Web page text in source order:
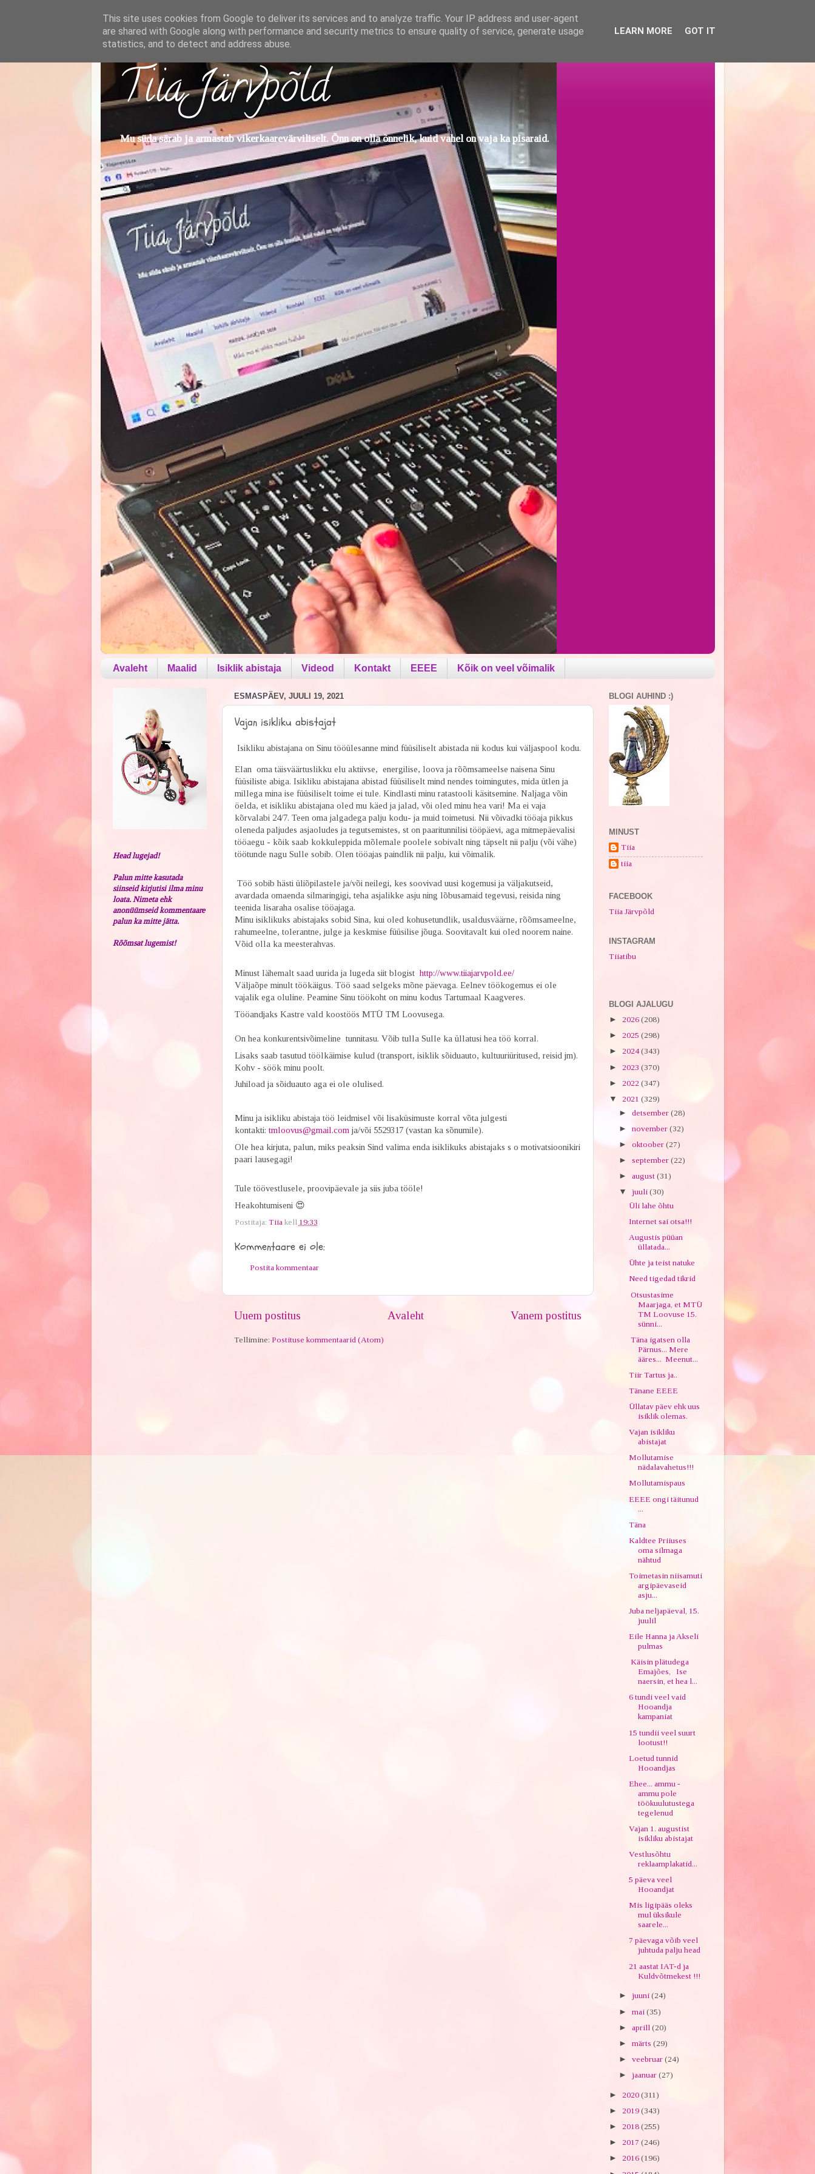
Tiia Järvpõld
Mu süda särab ja armastab vikerkaarevärviliselt. Õnn on olla õnnelik, kuid vahel on vaja ka pisaraid.
Avaleht Maalid Isiklik abistaja Videod Kontakt EEEE Kõik on veel võimalik
ESMASPÄEV, JUULI 19, 2021
Vajan isikliku abistajat
Isikliku abistajana on Sinu tööülesanne mind füüsiliselt abistada nii kodus kui väljaspool kodu.
Elan oma täisväärtuslikku elu aktiivse, energilise, loova ja rõõmsameelse naisena Sinu
füüsiliste abiga. Isikliku abistajana abistad füüsiliselt mind nendes toimingutes, mida ütlen ja
millega mina ise füüsiliselt toime ei tule. Kindlasti minu ratastooli käsitsemine. Naljaga võin
öelda, et isikliku abistajana oled mu käed ja jalad, või oled minu hea vari! Ma ei vaja
kõrvalabi 24/7. Teen oma jalgadega palju kodu- ja muid toimetusi. Nii võivadki tööaja pikkus
oleneda paljudes asjaoludes ja tegutsemistes, st on paaritunnilisi tööpäevi, aga mitmepäevalisi
tööaegu - kõik saab kokkuleppida mõlemale poolele sobivalt ning täpselt nii palju (või vähe)
töötunde nagu Sulle sobib. Olen tööajas paindlik nii palju, kui võimalik.
Töö sobib hästi üliõpilastele ja/või neilegi, kes soovivad uusi kogemusi ja väljakutseid,
avardada omaenda silmaringigi, teha asjalikke asju ning lõbusamaid tegevusi, reisida ning
teenida lisaraha osalise tööajaga.
Minu isiklikuks abistajaks sobid Sina, kui oled kohusetundlik, usaldusväärne, rõõmsameelne,
rahumeelne, tolerantne, julge ja keskmise füüsilise jõuga. Soovitavalt kui oled noorem naine.
Võid olla ka meesterahvas.
Minust lähemalt saad uurida ja lugeda siit blogist http://www.tiiajarvpold.ee/
Väljaõpe minult töökäigus. Töö saad selgeks mõne päevaga. Eelnev töökogemus ei ole
vajalik ega oluline. Peamine Sinu töökoht on minu kodus Tartumaal Kaagveres.
Tööandjaks Kastre vald koostöös MTÜ TM Loovusega.
On hea konkurentsivõimeline tunnitasu. Võib tulla Sulle ka üllatusi hea töö korral.
Lisaks saab tasutud töölkäimise kulud (transport, isiklik sõiduauto, kultuuriüritused, reisid jm).
Kohv - söök minu poolt.
Juhiload ja sõiduauto aga ei ole olulised.
Minu ja isikliku abistaja töö leidmisel või lisaküsimuste korral võta julgesti
kontakti: tmloovus@gmail.comja/või 5529317 (vastan ka sõnumile).
Ole hea kirjuta, palun, miks peaksin Sind valima enda isiklikuks abistajaks s o motivatsioonikiri
paari lausegagi!
Tule töövestlusele, proovipäevale ja siis juba tööle!
Heakohtumiseni 😍
Postitaja: Tiia kell 19:33
Kommentaare ei ole:
Postita kommentaar
Uuem postitus Vanem postitus
Avaleht
Tellimine: Postituse kommentaarid (Atom)
Head lugejad!
Palun mitte kasutada
siinseid kirjutisi ilma minu
loata. Nimeta ehk
anonüümseid kommentaare
palun ka mitte jätta.
Rõõmsat lugemist!
BLOGI AUHIND :)
MINUST
Tiia
tiia
FACEBOOK
Tiia Järvpõld
INSTAGRAM
Tiiatibu
BLOGI AJALUGU
► 2026 (208)
► 2025 (298)
► 2024(343)
► 2023 (370)
► 2022 (347)
▼ 2021 (329)
► detsember (28)
► november (32)
► oktoober (27)
► september (22)
► august (31)
▼ juuli (30)
Üli lahe õhtu
Internet sai otsa!!!
Augustis püüan
üllatada...
Ühte ja teist natuke
Need tigedad tikrid
Otsustasime
Maarjaga, et MTÜ
TM Loovuse 15.
sünni...
Täna igatsen olla
Pärnus... Mere
ääres... Meenut...
Tiir Tartus ja..
Tänane EEEE
Üllatav päev ehk uus
isiklik olemas.
Vajan isikliku
abistajat
Mollutamise
nädalavahetus!!!
Mollutamispaus
EEEE ongi täitunud
...
Täna
Kaldtee Priiuses
oma silmaga
nähtud
Toimetasin niisamuti
argipäevaseid
asju...
Juba neljapäeval, 15.
juulil
Eile Hanna ja Akseli
pulmas
Käisin plätudega
Emajões, Ise
naersin, et hea l...
6 tundi veel vaid
Hooandja
kampaniat
15 tundii veel suurt
lootust!!
Loetud tunnid
Hooandjas
Ehee... ammu -
ammu pole
töökuulutustega
tegelenud
Vajan 1. augustist
isikliku abistajat
Vestlusõhtu
reklaamplakatid...
5 päeva veel
Hooandjat
Mis ligipääs oleks
mul üksikule
saarele...
7 päevaga võib veel
juhtuda palju head
21 aastat IAT-d ja
Kuldvõtmekest !!!
► juuni (24)
► mai (35)
► aprill (20)
► märts (29)
► veebruar (24)
► jaanuar (27)
► 2020 (311)
► 2019 (343)
► 2018 (255)
► 2017 (246)
► 2016 (196)
This site uses cookies from Google to deliver its services and to analyze traffic. Your IP address and user-agent
are shared with Google along with performance and security metrics to ensure quality of service, generate usage
statistics, and to detect and address abuse.
LEARN MORE GOT IT